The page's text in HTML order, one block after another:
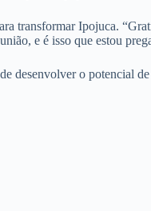
transformar Ipojuca.
e é isso que estou
desenvolver o potencial